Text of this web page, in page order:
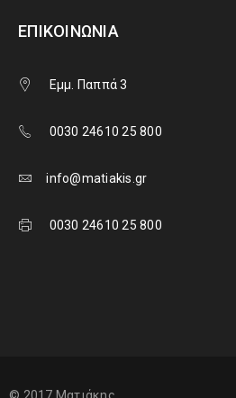
ΕΠΙΚΟΙΝΩΝΊΑ
Εμμ. Παππά 3
0030 24610 25 800
info@matiakis.gr
0030 24610 25 800